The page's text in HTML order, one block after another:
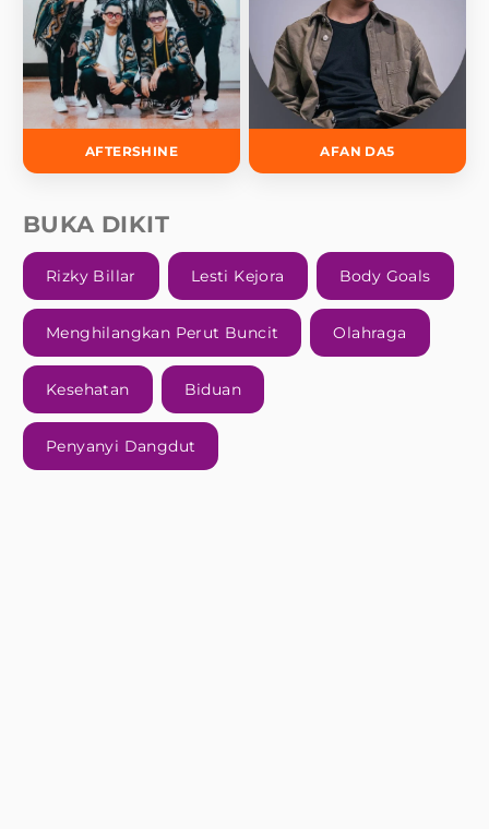
AFTERSHINE AFAN DA5
BUKA DIKIT
Rizky Billar Lesti Kejora Body Goals
Menghilangkan Perut Buncit Olahraga
Kesehatan Biduan
Penyanyi Dangdut